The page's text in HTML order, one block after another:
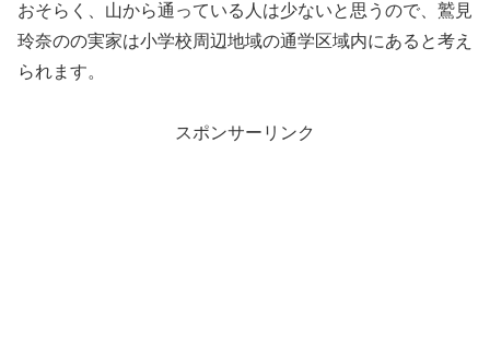
おそらく、山から通っている人は少ないと思うので、鷲見
玲奈のの実家は小学校周辺地域の通学区域内にあると考え
られます。
スポンサーリンク